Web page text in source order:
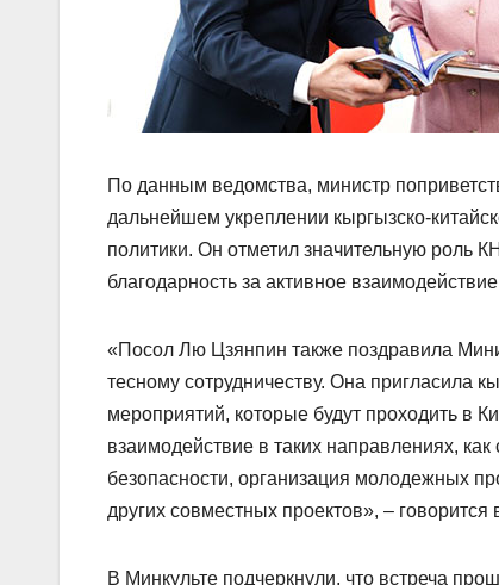
По данным ведомства, министр
дальнейшем укреплении кыргызско-
политики. Он отметил значительную роль
благодарность за активное
«Посол Лю Цзянпин также поздравила
тесному сотрудничеству. Она пригласила
мероприятий, которые будут проходить в
взаимодействие в таких направлениях,
безопасности, организация молодежных
других совместных проектов», –
В Минкульте подчеркнули, что встреча